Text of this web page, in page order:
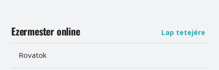
Ezermester online Lap tetejére
Rovatok